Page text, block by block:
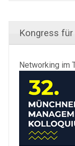
Kongress
Networking im